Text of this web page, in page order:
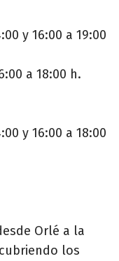
y 16:00 a 19:00
a 18:00 h.
y 16:00 a 18:00
Orlé a la
los